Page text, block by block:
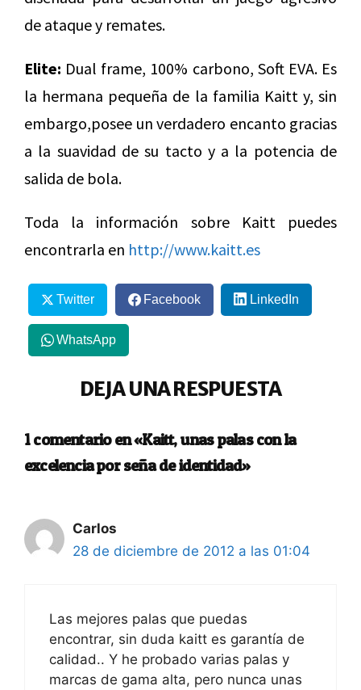
de ataque y remates.
Elite: Dual frame, 100% carbono, Soft EVA. Es
la hermana pequeña de la familia Kaitt y, sin
embargo,posee un verdadero encanto gracias
a la suavidad de su tacto y a la potencia de
salida de bola.
Toda la información sobre Kaitt puedes
encontrarla en http://www.kaitt.es
Twitter Facebook LinkedIn
WhatsApp
DEJA UNA RESPUESTA
1 comentario en «Kaitt, unas palas con la
excelencia por seña de identidad»
Carlos
28 de diciembre de 2012 a las 01:04
Las mejores palas que puedas
encontrar, sin duda kaitt es garantía de
calidad.. Y he probado varias palas y
marcas de gama alta, pero nunca unas